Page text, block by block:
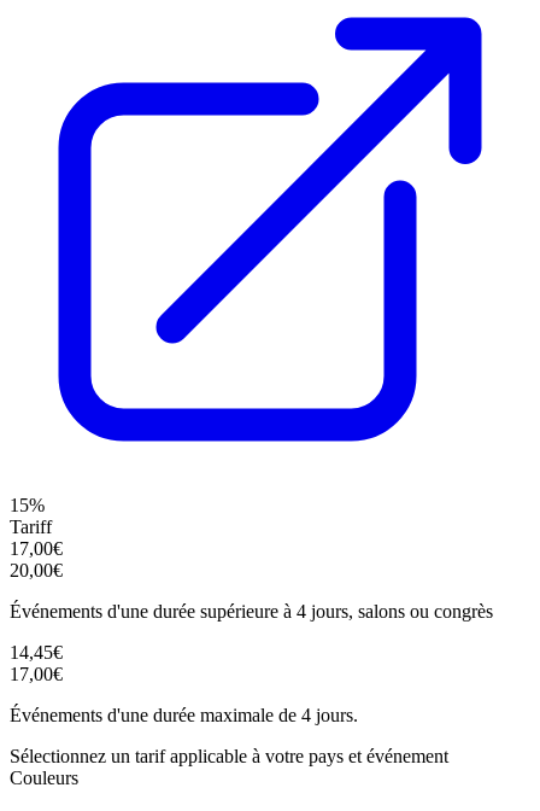
15%
Tariff
17,00€
20,00€
Événements d'une durée supérieure à 4 jours, salons ou congrès
14,45€
17,00€
Événements d'une durée maximale de 4 jours.
Sélectionnez un tarif applicable à votre pays et événement
Couleurs